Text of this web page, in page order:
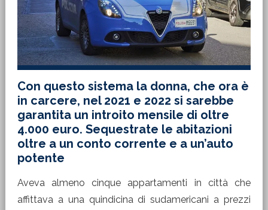
Con questo sistema la donna, che ora è
in carcere, nel 2021 e 2022 si sarebbe
garantita un introito mensile di oltre
4.000 euro. Sequestrate le abitazioni
oltre a un conto corrente e a un’auto
potente
Aveva almeno cinque appartamenti in città che
affittava a una quindicina di sudamericani a prezzi